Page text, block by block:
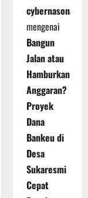
cybernasonal
mengenai
Bangun
Jalan atau
Hamburkan
Anggaran?
Proyek
Dana
Bankeu di
Desa
Sukaresmi
Cepat